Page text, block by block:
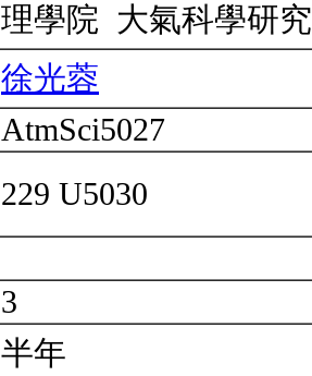
理學院 大氣科學研
徐光蓉
AtmSci5027
229 U5030
3
半年